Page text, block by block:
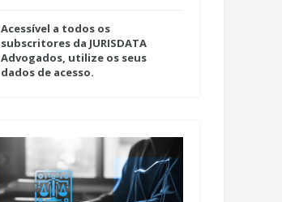
Acessível a todos os
subscritores da JURISDATA
Advogados, utilize os seus
dados de acesso.